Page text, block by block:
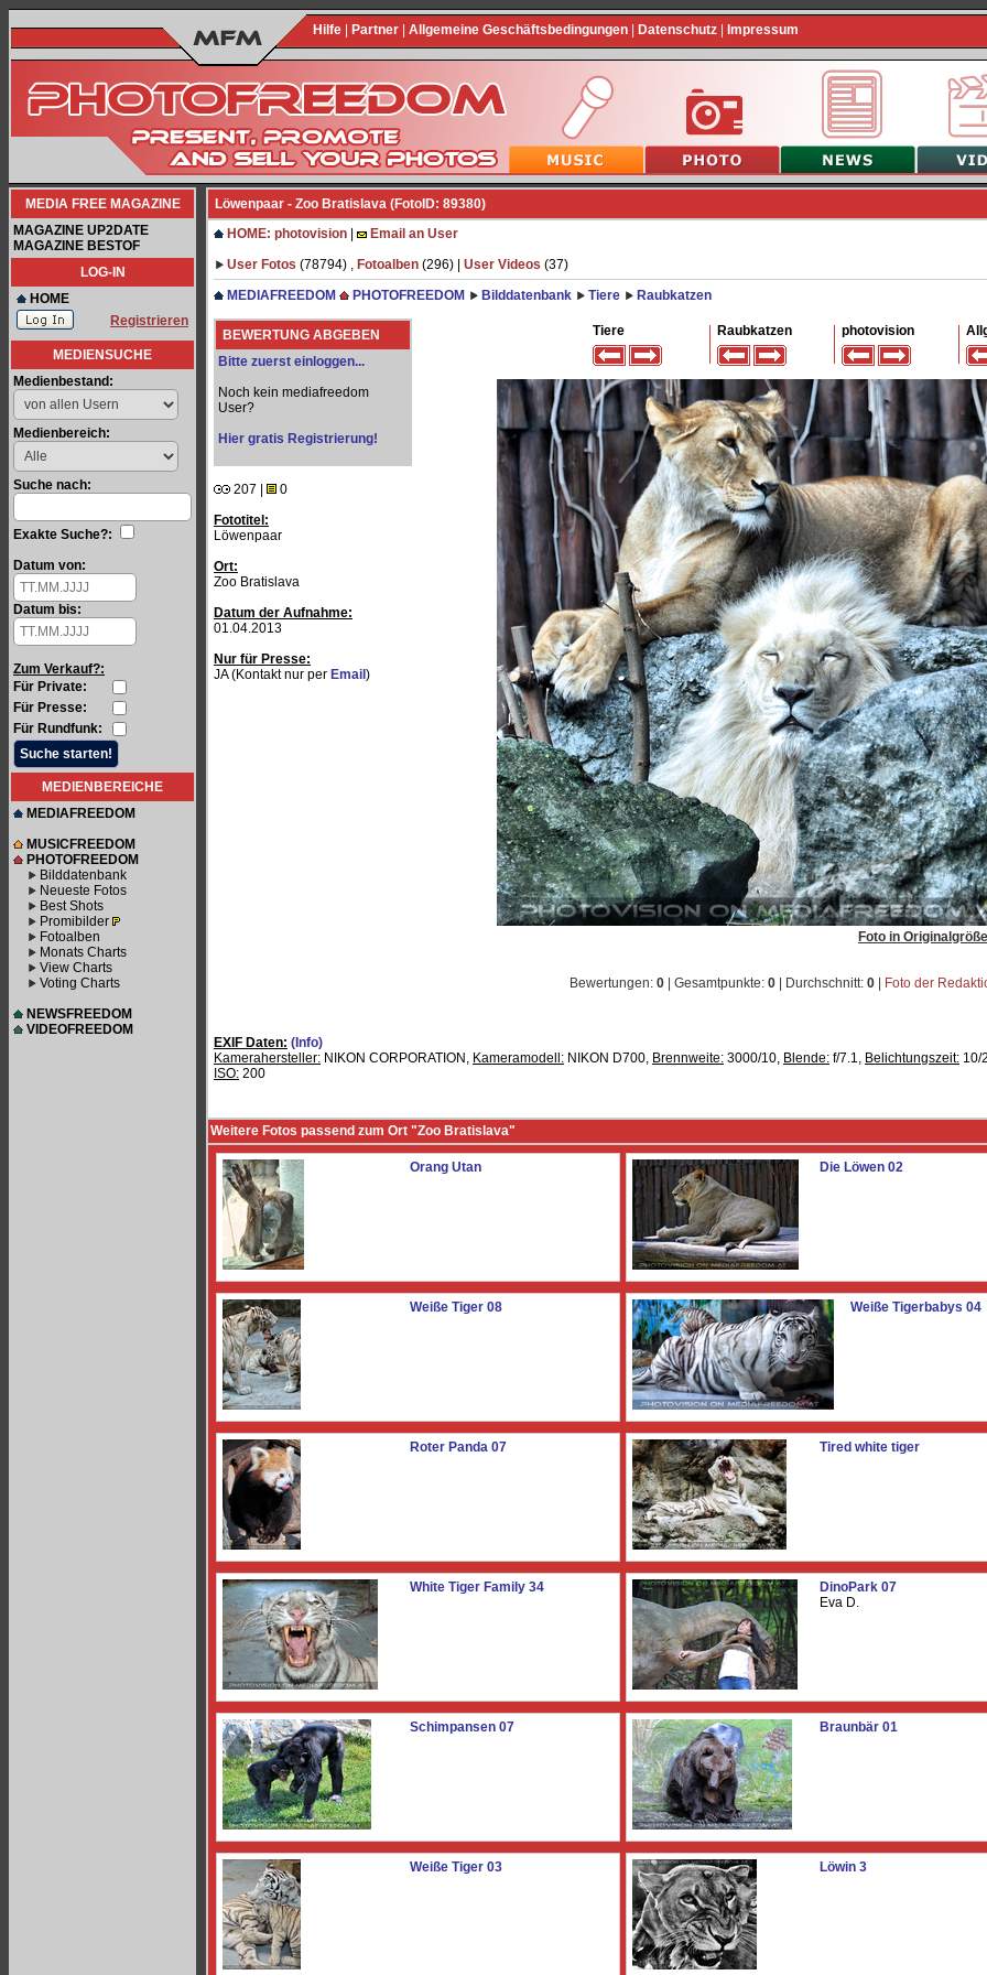
Hilfe Partner Allgemeine Geschäftsbedingungen Datenschutz Impressum
MEDIA FREE MAGAZINE
MAGAZINE UP2DATE
MAGAZINE BESTOF
LOG-IN
HOME
Registrieren
MEDIENSUCHE
Medienbestand:
Medienbereich:
Suche nach:
Exakte Suche?:
Datum von:
Datum bis:
Zum Verkauf?:
Für Private:
Für Presse:
Für Rundfunk:
MEDIENBEREICHE
MEDIAFREEDOM
MUSICFREEDOM
PHOTOFREEDOM
Bilddatenbank
Neueste Fotos
Best Shots
Promibilder
Fotoalben
Monats Charts
View Charts
Voting Charts
NEWSFREEDOM
VIDEOFREEDOM
Löwenpaar - Zoo Bratislava (FotoID: 89380)
HOME: photovision
Email an User
User Fotos (78794) , Fotoalben (296) | User Videos (37)
MEDIAFREEDOM
PHOTOFREEDOM Bilddatenbank Tiere Raubkatzen
BEWERTUNG ABGEBEN
Bitte zuerst einloggen...
Noch kein mediafreedom
User?
Hier gratis Registrierung!
207 |
0
Fototitel:
Löwenpaar
Ort:
Zoo Bratislava
Datum der Aufnahme:
01.04.2013
Nur für Presse:
JA (Kontakt nur per Email )
Tiere Raubkatzen photovision
Foto in
Bewertungen: 0 | Gesamtpunkte: 0 | Durchschnitt: 0 Foto der
EXIF Daten: (Info)
Kamerahersteller: NIKON CORPORATION, Kameramodell: NIKON D700, Brennweite: 3000/10, Blende: f/7.1, Belichtungszeit: 10/
ISO: 200
Weitere Fotos passend zum Ort "Zoo Bratislava"
Orang Utan Die Löwen 02
Weiße Tiger 08 Weiße Tigerbabys 04
Roter Panda 07 Tired white tiger
White Tiger Family 34
DinoPark 07
Eva D.
Schimpansen 07 Braunbär 01
Weiße Tiger 03 Löwin 3